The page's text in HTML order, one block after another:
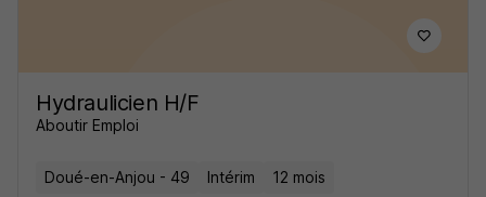
Hydraulicien H/F
Aboutir Emploi
Doué-en-Anjou - 49 Intérim 12 mois